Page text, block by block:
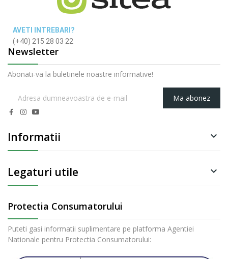
AVETI INTREBARI?
(+40) 215 28 03 22
Newsletter
Abonati-va la buletinele noastre informative!
Ma abonez
Informatii 
Legaturi utile 
Protectia Consumatorului
Puteti gasi informatii suplimentare pe platforma Agentiei
Nationale pentru Protectia Consumatorului: